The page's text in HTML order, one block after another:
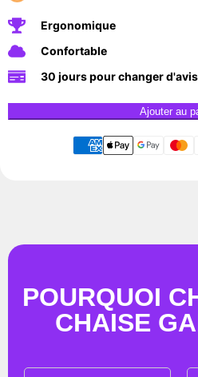
Ergonomique
Confortable
30 jours pour changer d'avis
Ajouter au
POURQUOI
CHAISE